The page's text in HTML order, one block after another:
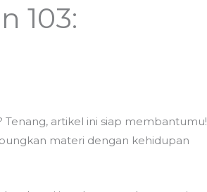
103:
Tenang, artikel ini siap membantumu!
materi dengan kehidupan